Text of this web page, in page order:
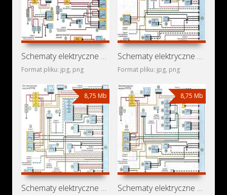
Schematy elektryczne Renault Clio Mio
Format pliku: jpg, png
Schematy elektryczne Renault Clio New Basic
Format pliku: jpg, png
8,75 Mb
Schematy elektryczne Renault Lutecia
8,75 Mb
Schematy elektryczne Renault Clio Storia